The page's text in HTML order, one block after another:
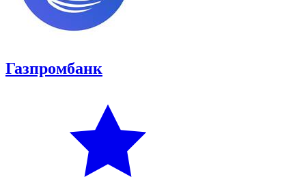
Газпромбанк